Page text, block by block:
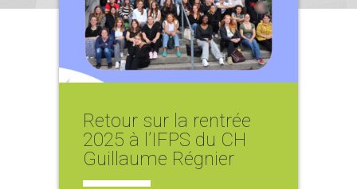
Retour sur la rentrée
2025 à l’IFPS du CH
Guillaume Régnier